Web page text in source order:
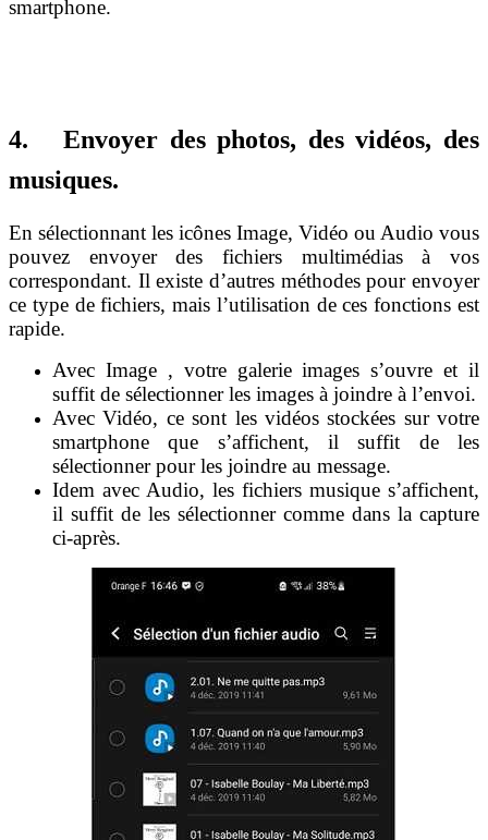
smartphone.
4. Envoyer des photos, des vidéos, des
musiques.
En sélectionnant les icônes Image, Vidéo ou Audio vous
pouvez envoyer des fichiers multimédias à vos
correspondant. Il existe d’autres méthodes pour envoyer
ce type de fichiers, mais l’utilisation de ces fonctions est
rapide.
Avec Image , votre galerie images s’ouvre et il
suffit de sélectionner les images à joindre à l’envoi.
Avec Vidéo, ce sont les vidéos stockées sur votre
smartphone que s’affichent, il suffit de les
sélectionner pour les joindre au message.
Idem avec Audio, les fichiers musique s’affichent,
il suffit de les sélectionner comme dans la capture
ci-après.